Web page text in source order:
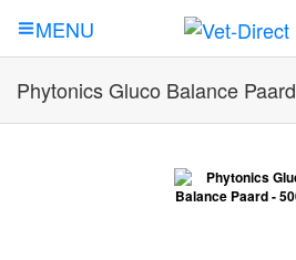
MENU
Phytonics Gluco Balance Paard